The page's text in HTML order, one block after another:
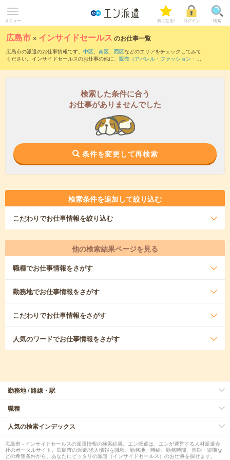
メニュー 気になる! ログイン 検索
広島市 × インサイドセールス のお仕事一覧
広島市の派遣のお仕事情報です。 中区、 南区、 西区などのエリアをチェックしてみて
ください。インサイドセールスのお仕事の他に、 販売（アパレル・ファッション・コ
職種未経験OKなどのこだわり条件で絞り込んでいただけます。職種辞典：インサイド
検索した条件に合う
お仕事がありませんでした
条件を変更して再検索
検索条件を追加して絞り込む
こだわりでお仕事情報を絞り込む
他の検索結果ページを見る
職種でお仕事情報をさがす
勤務地でお仕事情報をさがす
こだわりでお仕事情報をさがす
人気のワードでお仕事情報をさがす
勤務地 / 路線・駅
職種
人気の検索インデックス
広島市 - インサイドセールスの派遣情報の検索結果。エン派遣は、エンが運営する人材派遣会
社のポータルサイト。広島市の派遣/求人情報を職種、勤務地、時給、勤務時間、長期・短期な
どの希望条件から、あなたにピッタリの派遣（インサイドセールス）のお仕事を探せます。